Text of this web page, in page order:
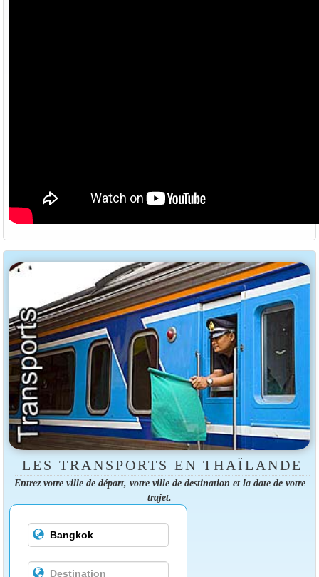
LES TRANSPORTS EN THAÏLANDE
Entrez votre ville de départ, votre ville de destination et la date de votre
trajet.